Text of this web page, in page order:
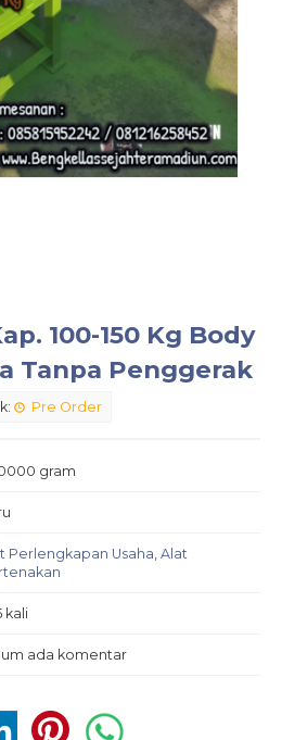
100-150 Kg Body
Tanpa Penggerak
Pre Order
gram
Perlengkapan Usaha, Alat
kali
ada komentar